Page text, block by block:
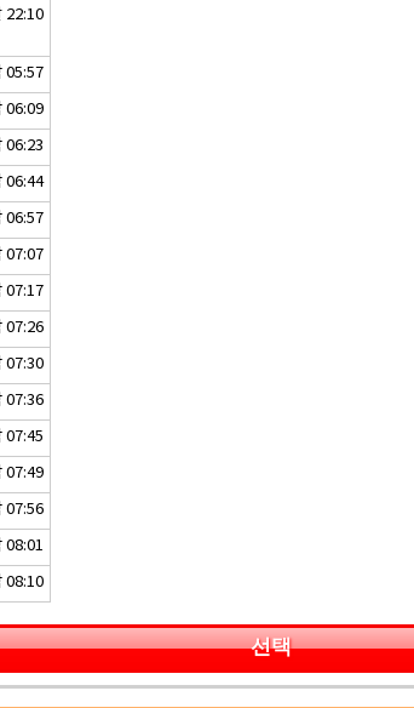
22:10
05:57
06:09
06:23
06:44
06:57
07:07
07:17
07:26
07:30
07:36
07:45
07:49
07:56
08:01
08:10
선택